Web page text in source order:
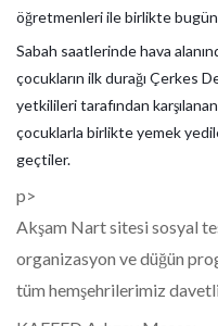
öğretmenleri ile birlikte bugün
Sabah saatlerinde hava
çocukların ilk durağı Çerkes
yetkilileri tarafından
çocuklarla birlikte yemek
geçtiler.
p>
Akşam Nart sitesi sosyal
organizasyon ve düğün
tüm hemşehrilerimiz